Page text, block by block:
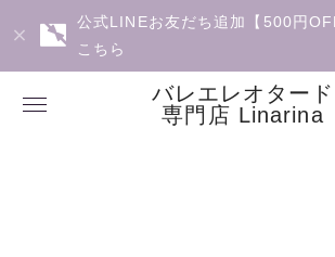
公式LINEお友だち追加【500円
こちら
バレエレオタード
専門店 Linarina